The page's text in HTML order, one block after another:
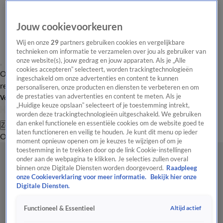
Overzicht Laatste nieuws Regionieuws Het beste van Hart
Tip de
redactie
Volg Hart van Nederland
Zoeken
OverzichtRegioUitzendingenWeerTip de redactiePanelVideo's
Jouw cookievoorkeuren
Wij en onze29 partners gebruiken cookies en vergelijkbare
technieken om informatie te verzamelen over jou als gebruiker van
onze website(s), jouw gedrag en jouw apparaten. Als je „Alle
cookies accepteren” selecteert, worden trackingtechnologieën
ingeschakeld om onze advertenties en content te kunnen
personaliseren, onze producten en diensten te verbeteren en om
de prestaties van advertenties en content te meten. Als je
„Huidige keuze opslaan” selecteert of je toestemming intrekt,
worden deze trackingtechnologieën uitgeschakeld. We gebruiken
dan enkel functionele en essentiële cookies om de website goed te
laten functioneren en veilig te houden. Je kunt dit menu op ieder
moment opnieuw openen om je keuzes te wijzigen of om je
toestemming in te trekken door op de link Cookie-instellingen
onder aan de webpagina te klikken. Je selecties zullen overal
binnen onze Digitale Diensten worden doorgevoerd. Raadpleeg
onze Cookieverklaring voor meer informatie.
Bekijk hier onze
Digitale Diensten.
Functioneel & Essentieel Altijd actief